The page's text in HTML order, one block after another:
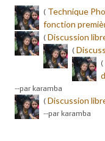
( Technique
fonction
( Discussion
(
(
--par karamba
( Discussion
--par karamba